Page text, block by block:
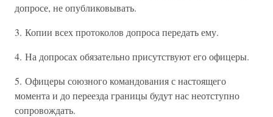
допросе, не опубликовывать.
3. Копии всех протоколов допроса передать ему.
4. На допросах обязательно присутствуют его офицеры.
5. Офицеры союзного командования с настоящего
момента и до переезда границы будут нас неотступно
сопровождать.